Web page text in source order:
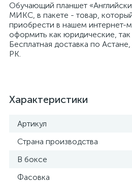
Обучающий планшет
МИКС, в пакете - товар,
приобрести в нашем интернет-
оформить как юридические,
Бесплатная доставка по
РК.
Характеристики
Артикул
Страна производства
В боксе
Фасовка